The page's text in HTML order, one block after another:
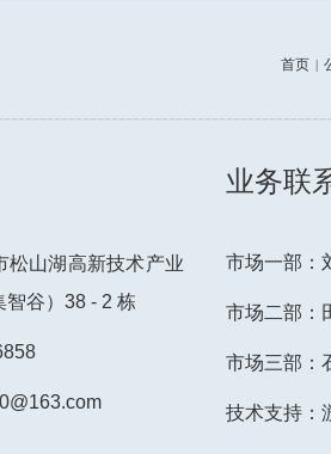
首页 |
业务联
市场一部：
市场二部：
市场三部：
技术支持：
松山湖高新技术产业
谷）38 - 2 栋